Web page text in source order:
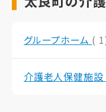
グループホーム (
介護老人保健施設